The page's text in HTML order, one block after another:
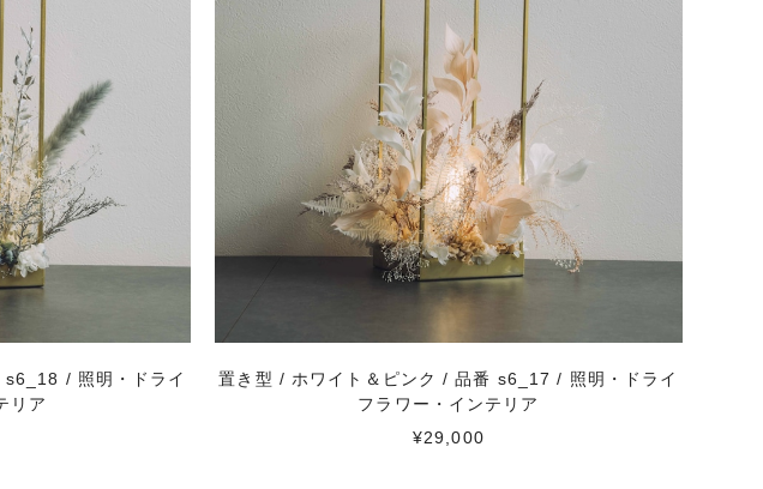
/ 照明・ドライ
リア
置き型 / ホワイト＆ピンク / 品番 s6_17 / 照明・ドライ
フラワー・インテリア
¥29,000